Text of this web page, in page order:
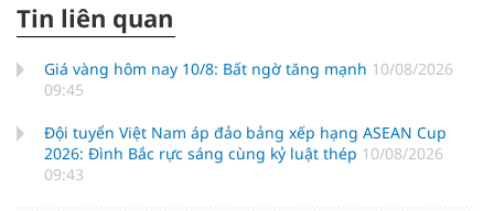
Tin liên quan
Giá vàng hôm nay 10/8: Bất ngờ tăng mạnh 10/08/2026
09:45
Đội tuyển Việt Nam áp đảo bảng xếp hạng ASEAN Cup
2026: Đình Bắc rực sáng cùng kỷ luật thép 10/08/2026
09:43